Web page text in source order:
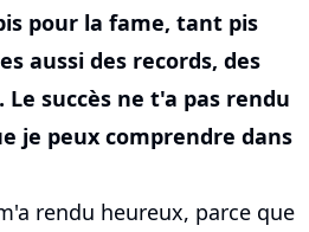
pour la fame, tant pis
aussi des records, des
Le succès ne t'a pas rendu
je peux comprendre dans
rendu heureux, parce que